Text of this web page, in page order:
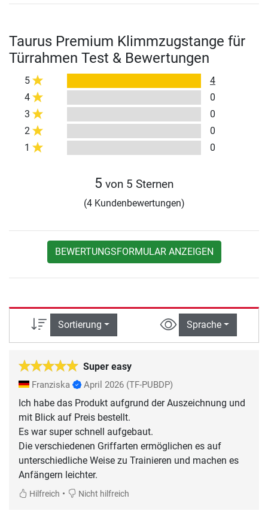
Taurus Premium Klimmzugstange für
Türrahmen Test & Bewertungen
5
4
4
0
3
0
2
0
1
0
5 von 5 Sternen
(4 Kundenbewertungen)
BEWERTUNGSFORMULAR ANZEIGEN
Sortierung Sprache
Super easy
Franziska April 2026 (TF-PUBDP)
Ich habe das Produkt aufgrund der Auszeichnung und
mit Blick auf Preis bestellt.
Es war super schnell aufgebaut.
Die verschiedenen Griffarten ermöglichen es auf
unterschiedliche Weise zu Trainieren und machen es
Anfängern leichter.
Hilfreich • Nicht hilfreich